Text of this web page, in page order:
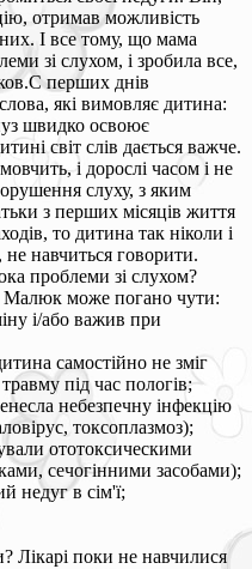
отримав можливість
І все тому, що мама
зі слухом, і зробила все,
перших днів
які вимовляє дитина:
швидко освоює
світ слів дається важче.
і дорослі часом і не
слуху, з яким
з перших місяців життя
то дитина так ніколи і
навчиться говорити.
проблеми зі слухом?
Малюк може погано чути:
і/або важив при
самостійно не зміг
під час пологів;
небезпечну інфекцію
токсоплазмоз);
ототоксическими
сечогінними засобами);
недуг в сім'ї;
Лікарі поки не навчилися